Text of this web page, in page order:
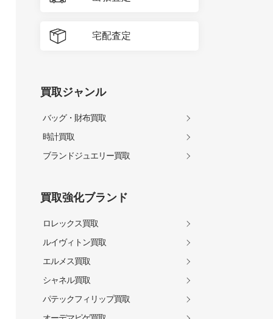
宅配査定
買取ジャンル
バッグ・財布買取
時計買取
ブランドジュエリー買取
買取強化ブランド
ロレックス買取
ルイヴィトン買取
エルメス買取
シャネル買取
パテックフィリップ買取